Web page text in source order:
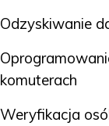
Odzyskiwanie
komuterach
Weryfikacja